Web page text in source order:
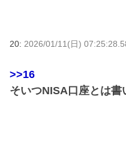
20: 2026/01/11(日)
>>16
そいつNISA口座とは書